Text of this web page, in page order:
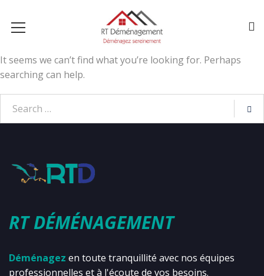
It seems we can’t find what you’re looking for. Perhaps
searching can help.
RT DÉMÉNAGEMENT
Déménagez en toute tranquillité avec nos équipes
professionnelles et à l'écoute de vos besoins.